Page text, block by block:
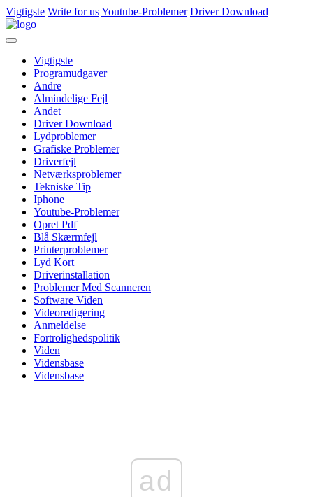
Vigtigste Write for usYoutube-Problemer Driver Download
Vigtigste
Programudgaver
Andre
Almindelige Fejl
Andet
Driver Download
Lydproblemer
Grafiske Problemer
Driverfejl
Netværksproblemer
Tekniske Tip
Iphone
Youtube-Problemer
Opret Pdf
Blå Skærmfejl
Printerproblemer
Lyd Kort
Driverinstallation
Problemer Med Scanneren
Software Viden
Videoredigering
Anmeldelse
Fortrolighedspolitik
Viden
Vidensbase
Vidensbase
ad